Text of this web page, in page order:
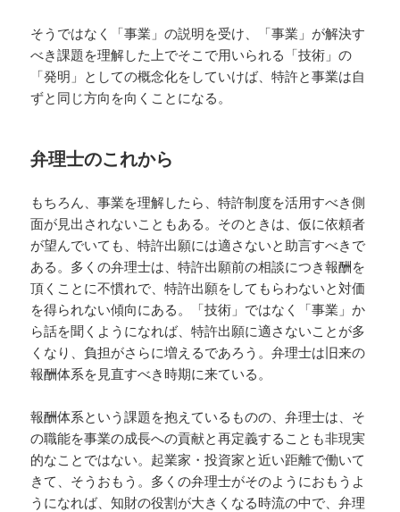
そうではなく「事業」の説明を受け、「事業」が解決す
べき課題を理解した上でそこで用いられる「技術」の
「発明」としての概念化をしていけば、特許と事業は自
ずと同じ方向を向くことになる。
弁理士のこれから
もちろん、事業を理解したら、特許制度を活用すべき側
面が見出されないこともある。そのときは、仮に依頼者
が望んでいても、特許出願には適さないと助言すべきで
ある。多くの弁理士は、特許出願前の相談につき報酬を
頂くことに不慣れで、特許出願をしてもらわないと対価
を得られない傾向にある。「技術」ではなく「事業」か
ら話を聞くようになれば、特許出願に適さないことが多
くなり、負担がさらに増えるであろう。弁理士は旧来の
報酬体系を見直すべき時期に来ている。
報酬体系という課題を抱えているものの、弁理士は、そ
の職能を事業の成長への貢献と再定義することも非現実
的なことではない。起業家・投資家と近い距離で働いて
きて、そうおもう。多くの弁理士がそのようにおもうよ
うになれば、知財の役割が大きくなる時流の中で、弁理